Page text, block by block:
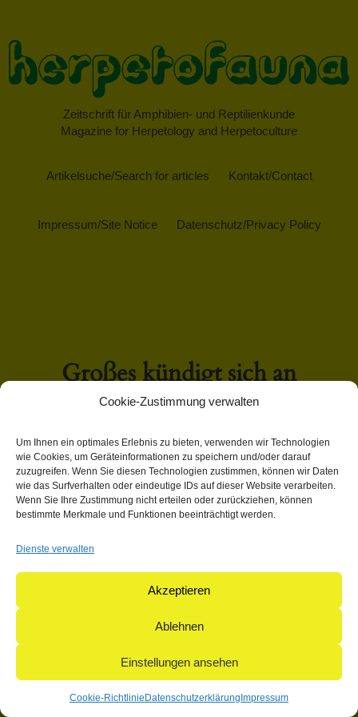
Cookie-Zustimmung verwalten
Um Ihnen ein optimales Erlebnis zu bieten, verwenden wir Technologien
wie Cookies, um Geräteinformationen zu speichern und/oder darauf
zuzugreifen. Wenn Sie diesen Technologien zustimmen, können wir Daten
wie das Surfverhalten oder eindeutige IDs auf dieser Website verarbeiten.
Wenn Sie Ihre Zustimmung nicht erteilen oder zurückziehen, können
bestimmte Merkmale und Funktionen beeinträchtigt werden.
Dienste verwalten
Akzeptieren
Ablehnen
Einstellungen ansehen
Cookie-Richtlinie Datenschutzerklärung Impressum
Zeitschrift für Amphibien- und Reptilienkunde
Magazine for Herpetology and Herpetoculture
Artikelsuche/Search for articles Kontakt/Contact
Impressum/Site Notice Datenschutz/Privacy Policy
Großes kündigt sich an
Hier bahnt sich etwas Großes an! Unser Shop ist in Arbeit
und wird bald veröffentlicht!
© 2004-2026: herpetofauna Verlags-GmbH | Postfach 11 10 |
71365 Weinstadt | Germany